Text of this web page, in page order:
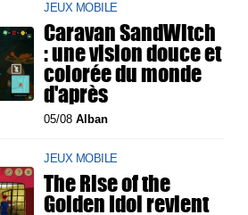
JEUX MOBILE
Caravan SandWitch
: une vision douce et
colorée du monde
d'après
05/08Alban
JEUX MOBILE
The Rise of the
Golden Idol revient